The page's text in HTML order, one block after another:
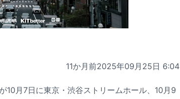
11か月前2025年09月25日 6:04
月7日に東京・渋谷ストリームホール、10月9